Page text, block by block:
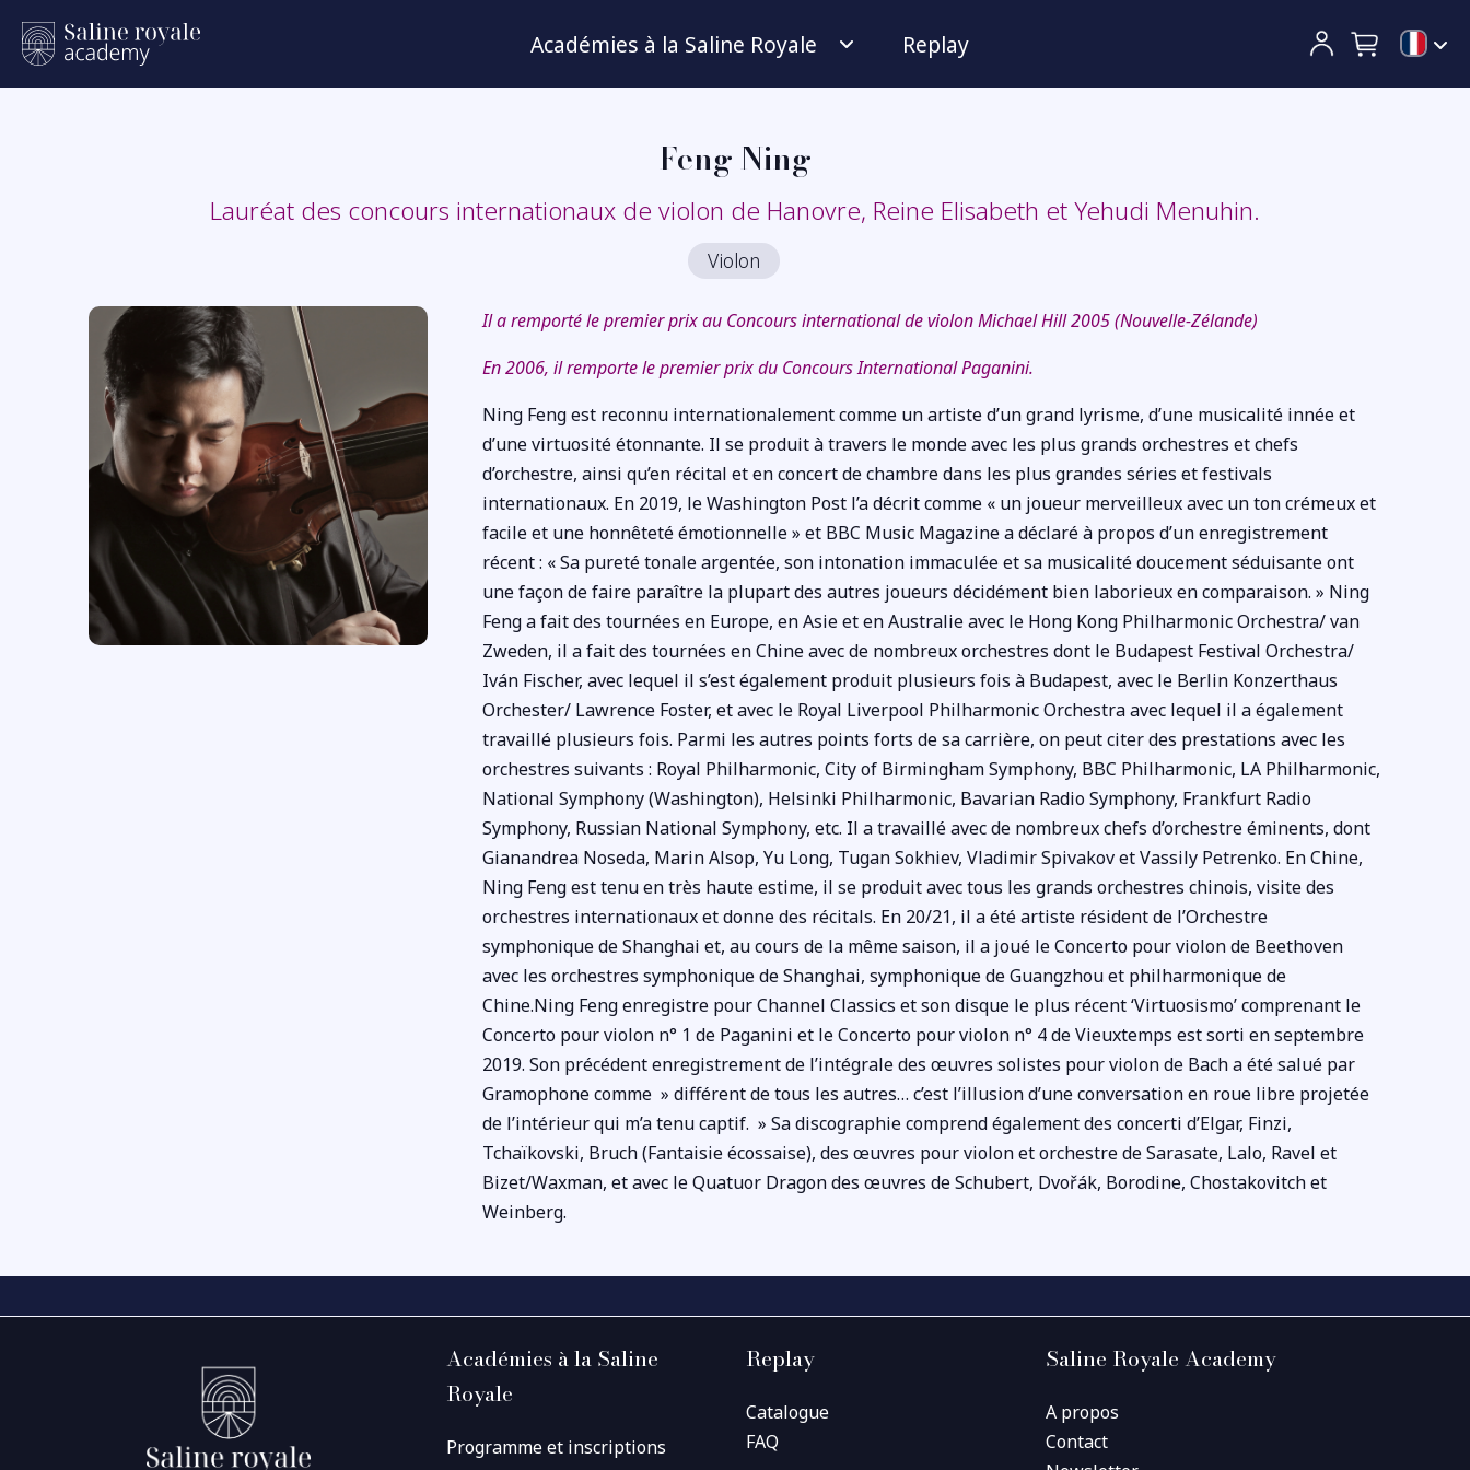
Académies à la Saline Royale Replay
Feng Ning
Lauréat des concours internationaux de violon de Hanovre, Reine Elisabeth et Yehudi Menuhin.
Violon
Il a remporté le premier prix au Concours international de violon Michael Hill 2005 (Nouvelle-Zélande)
En 2006, il remporte le premier prix du Concours International Paganini.
Ning Feng est reconnu internationalement comme un artiste d’un grand lyrisme, d’une musicalité innée et
d’une virtuosité étonnante. Il se produit à travers le monde avec les plus grands orchestres et chefs
d’orchestre, ainsi qu’en récital et en concert de chambre dans les plus grandes séries et festivals
internationaux. En 2019, le Washington Post l’a décrit comme « un joueur merveilleux avec un ton crémeux et
facile et une honnêteté émotionnelle » et BBC Music Magazine a déclaré à propos d’un enregistrement
récent : « Sa pureté tonale argentée, son intonation immaculée et sa musicalité doucement séduisante ont
une façon de faire paraître la plupart des autres joueurs décidément bien laborieux en comparaison. » Ning
Feng a fait des tournées en Europe, en Asie et en Australie avec le Hong Kong Philharmonic Orchestra/ van
Zweden, il a fait des tournées en Chine avec de nombreux orchestres dont le Budapest Festival Orchestra/
Iván Fischer, avec lequel il s’est également produit plusieurs fois à Budapest, avec le Berlin Konzerthaus
Orchester/ Lawrence Foster, et avec le Royal Liverpool Philharmonic Orchestra avec lequel il a également
travaillé plusieurs fois. Parmi les autres points forts de sa carrière, on peut citer des prestations avec les
orchestres suivants : Royal Philharmonic, City of Birmingham Symphony, BBC Philharmonic, LA Philharmonic,
National Symphony (Washington), Helsinki Philharmonic, Bavarian Radio Symphony, Frankfurt Radio
Symphony, Russian National Symphony, etc. Il a travaillé avec de nombreux chefs d’orchestre éminents, dont
Gianandrea Noseda, Marin Alsop, Yu Long, Tugan Sokhiev, Vladimir Spivakov et Vassily Petrenko. En Chine,
Ning Feng est tenu en très haute estime, il se produit avec tous les grands orchestres chinois, visite des
orchestres internationaux et donne des récitals. En 20/21, il a été artiste résident de l’Orchestre
symphonique de Shanghai et, au cours de la même saison, il a joué le Concerto pour violon de Beethoven
avec les orchestres symphonique de Shanghai, symphonique de Guangzhou et philharmonique de
Chine.Ning Feng enregistre pour Channel Classics et son disque le plus récent ‘Virtuosismo’ comprenant le
Concerto pour violon n° 1 de Paganini et le Concerto pour violon n° 4 de Vieuxtemps est sorti en septembre
2019. Son précédent enregistrement de l’intégrale des œuvres solistes pour violon de Bach a été salué par
Gramophone comme » différent de tous les autres… c’est l’illusion d’une conversation en roue libre projetée
de l’intérieur qui m’a tenu captif. » Sa discographie comprend également des concerti d’Elgar, Finzi,
Tchaïkovski, Bruch (Fantaisie écossaise), des œuvres pour violon et orchestre de Sarasate, Lalo, Ravel et
Bizet/Waxman, et avec le Quatuor Dragon des œuvres de Schubert, Dvořák, Borodine, Chostakovitch et
Weinberg.
Académies à la Saline
Royale
Programme et inscriptions
Replay
Catalogue
FAQ
Saline Royale Academy
A propos
Contact